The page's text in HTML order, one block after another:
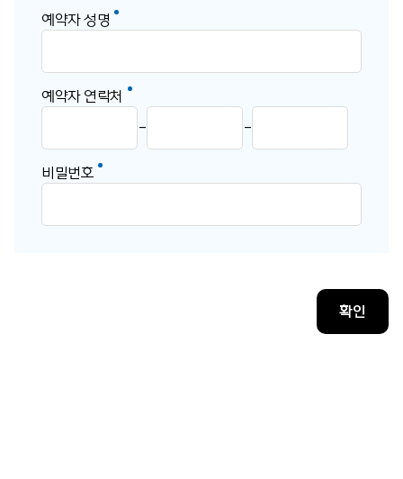
예약자 성명
예약자 연락처
-
-
비밀번호
확인